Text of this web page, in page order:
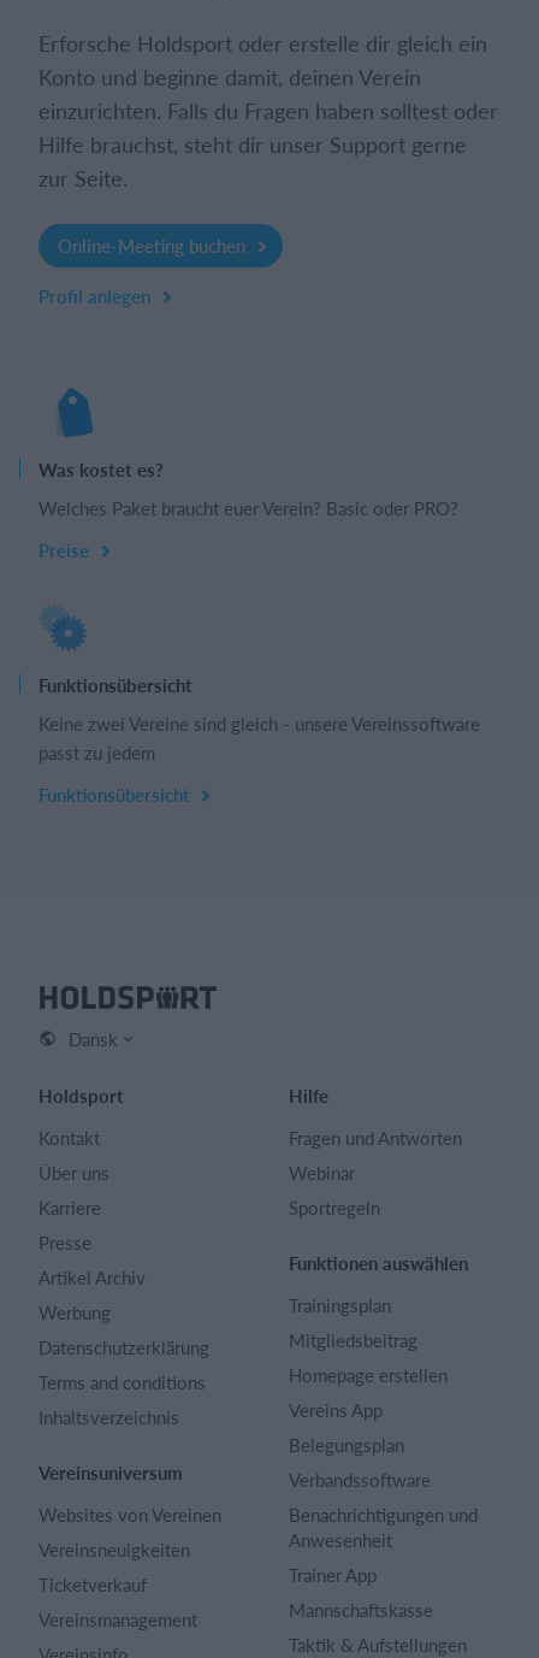
Erforsche Holdsport oder erstelle dir gleich ein
Konto und beginne damit, deinen Verein
einzurichten. Falls du Fragen haben solltest oder
Hilfe brauchst, steht dir unser Support gerne
zur Seite.
Online-Meeting buchen
Profil anlegen
Was kostet es?
Welches Paket braucht euer Verein? Basic oder PRO?
Preise
Funktionsübersicht
Keine zwei Vereine sind gleich - unsere Vereinssoftware
passt zu jedem
Funktionsübersicht
Dansk
Holdsport
Kontakt
Über uns
Karriere
Presse
Artikel Archiv
Werbung
Datenschutzerklärung
Terms and conditions
Inhaltsverzeichnis
Vereinsuniversum
Websites von Vereinen
Vereinsneuigkeiten
Ticketverkauf
Vereinsmanagement
Hilfe
Fragen und Antworten
Webinar
Sportregeln
Funktionen auswählen
Trainingsplan
Mitgliedsbeitrag
Homepage erstellen
Vereins App
Belegungsplan
Verbandssoftware
Benachrichtigungen und
Anwesenheit
Trainer App
Mannschaftskasse
Taktik & Aufstellungen